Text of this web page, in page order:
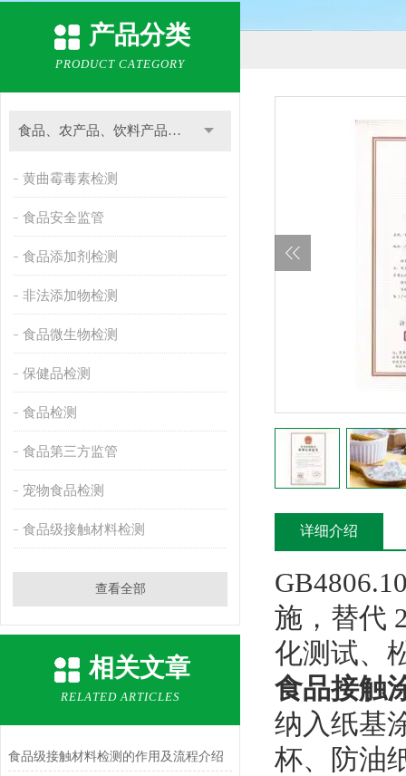
产品分类
PRODUCT CATEGORY
食品、农产品、饮料产品检测
黄曲霉毒素检测
食品安全监管
食品添加剂检测
非法添加物检测
食品微生物检测
保健品检测
食品检测
食品第三方监管
宠物食品检测
食品级接触材料检测
查看全部
相关文章
RELATED ARTICLES
食品级接触材料检测的作用及流程介绍
详细介绍
施，替代
化测试、
食品接触
纳入纸基
杯、防油